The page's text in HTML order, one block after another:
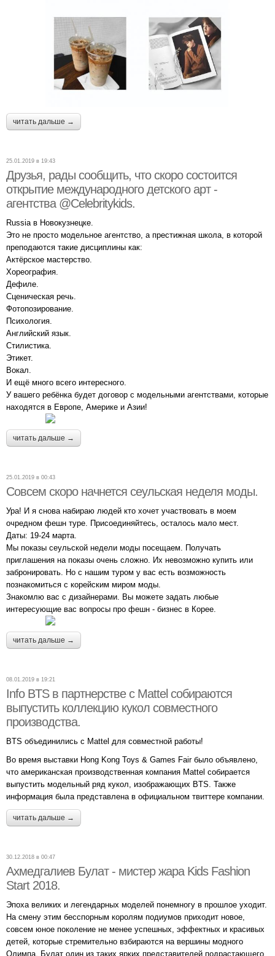
читать дальше →
25.01.2019 в 19:43
Друзья, рады сообщить, что скоро состоится
открытие международного детского арт -
агентства @Celebritykids.
Russia в Новокузнецке.
Это не просто модельное агентство, а престижная школа, в которой
преподаются такие дисциплины как:
Актёрское мастерство.
Хореография.
Дефиле.
Сценическая речь.
Фотопозирование.
Психология.
Английский язык.
Стилистика.
Этикет.
Вокал.
И ещё много всего интересного.
У вашего ребёнка будет договор с модельными агентствами, которые
находятся в Европе, Америке и Азии!
читать дальше →
25.01.2019 в 00:43
Совсем скоро начнется сеульская неделя моды.
Ура! И я снова набираю людей кто хочет участвовать в моем
очредном фешн туре. Присоединяйтесь, осталось мало мест.
Даты: 19-24 марта.
Мы показы сеульской недели моды посещаем. Получать
приглашения на показы очень сложно. Их невозможно купить или
забронировать. Но с нашим туром у вас есть возможность
познакомиться с корейским миром моды.
Знакомлю вас с дизайнерами. Вы можете задать любые
интересующие вас вопросы про фешн - бизнес в Корее.
читать дальше →
08.01.2019 в 19:21
Info BTS в партнерстве с Mattel собираются
выпустить коллекцию кукол совместного
производства.
BTS объединились с Mattel для совместной работы!
Во время выставки Hong Kong Toys & Games Fair было объявлено,
что американская производственная компания Mattel собирается
выпустить модельный ряд кукол, изображающих BTS. Также
информация была представлена в официальном твиттере компании.
читать дальше →
30.12.2018 в 00:47
Ахмедгалиев Булат - мистер жара Kids Fashion
Start 2018.
Эпоха великих и легендарных моделей понемногу в прошлое уходит.
На смену этим бесспорным королям подиумов приходит новое,
совсем юное поколение не менее успешных, эффектных и красивых
детей, которые стремительно взбираются на вершины модного
Олимпа. Булат один из таких ярких представителей подрастающего